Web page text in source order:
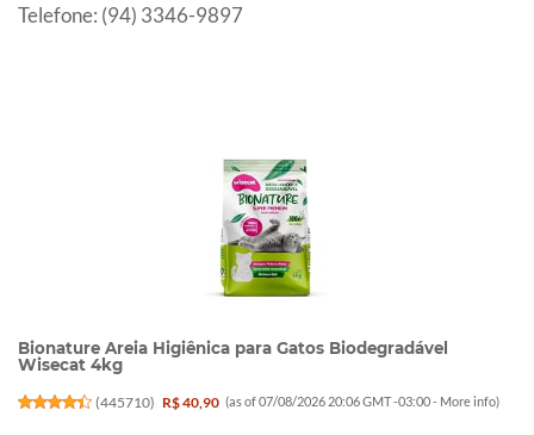
Telefone: (94) 3346-9897
Bionature Areia Higiênica para Gatos Biodegradável
Wisecat 4kg
(445710) R$ 40,90 (as of 07/08/2026 20:06 GMT -03:00 - More info)